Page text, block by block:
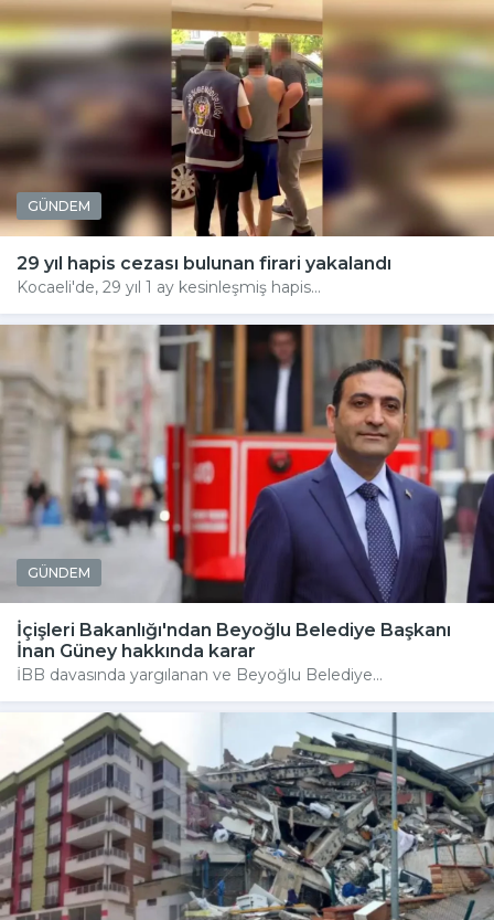
GÜNDEM
29 yıl hapis cezası bulunan firari yakalandı
Kocaeli'de, 29 yıl 1 ay kesinleşmiş hapis...
GÜNDEM
İçişleri Bakanlığı'ndan Beyoğlu Belediye Başkanı
İnan Güney hakkında karar
İBB davasında yargılanan ve Beyoğlu Belediye...